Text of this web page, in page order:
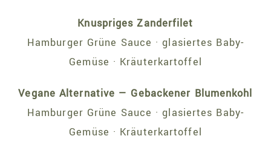
Knuspriges Zanderfilet
Hamburger Grüne Sauce · glasiertes Baby-
Gemüse · Kräuterkartoffel
Vegane Alternative — Gebackener Blumenkohl
Hamburger Grüne Sauce · glasiertes Baby-
Gemüse · Kräuterkartoffel